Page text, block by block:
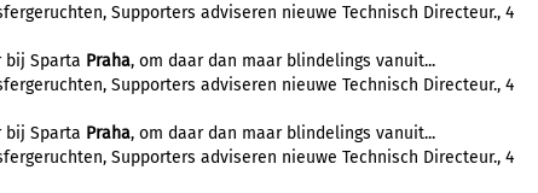
Supporters adviseren nieuwe Technisch Directeur., 4
bij Sparta Praha, om daar dan maar blindelings vanuit...
Supporters adviseren nieuwe Technisch Directeur., 4
bij Sparta Praha, om daar dan maar blindelings vanuit...
Supporters adviseren nieuwe Technisch Directeur., 4